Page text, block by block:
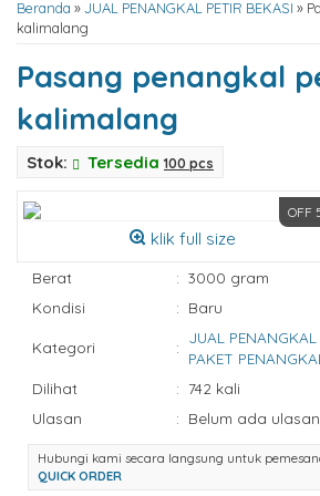
Beranda »JUAL PENANGKAL PETIR BEKASI »
kalimalang
Pasang penangkal
kalimalang
Stok: Tersedia 100 pcs
OFF
klik full size
Berat : 3000 gram
Kondisi
: Baru
Kategori :
JUAL PENANGKAL
PAKET
Dilihat
: 742 kali
Ulasan
: Belum ada ulasan
Hubungi kami secara langsung untuk
QUICK ORDER